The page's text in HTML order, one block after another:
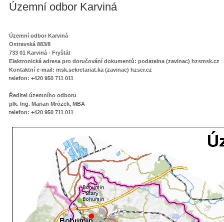
Územní odbor Karviná
Územní odbor Karviná
Ostravská 883/8
733 01 Karviná - Fryštát
Elektronická adresa pro doručování dokumentů: podatelna (zavinac) hzsmsk.cz
Kontaktní e-mail: msk.sekretariat.ka (zavinac) hzscr.cz
telefon: +420 950 711 011
Ředitel územního odboru
plk. Ing. Marian Mrózek, MBA
telefon: +420 950 711 011